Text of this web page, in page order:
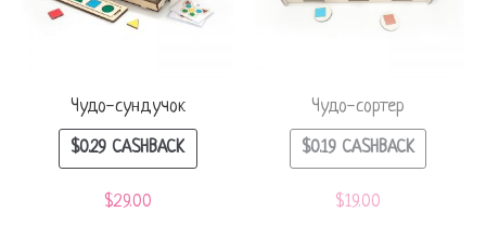
Чудо-сундучок
$0.29 CASHBACK
$29.00
Чудо-сортер
$0.19 CASHBACK
$19.00